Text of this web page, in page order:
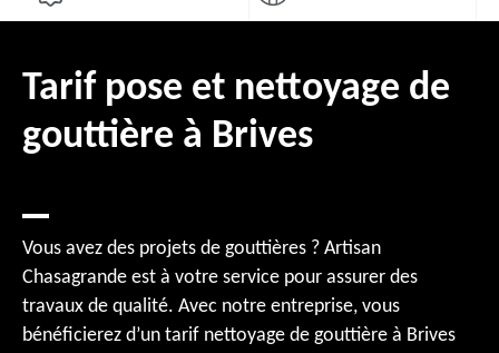
Tarif pose et nettoyage de
gouttière à Brives
Vous avez des projets de gouttières ? Artisan
Chasagrande est à votre service pour assurer des
travaux de qualité. Avec notre entreprise, vous
bénéficierez d’un tarif nettoyage de gouttière à Brives